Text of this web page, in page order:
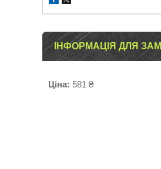
ІНФОРМАЦІЯ ДЛЯ
Ціна: 581 ₴